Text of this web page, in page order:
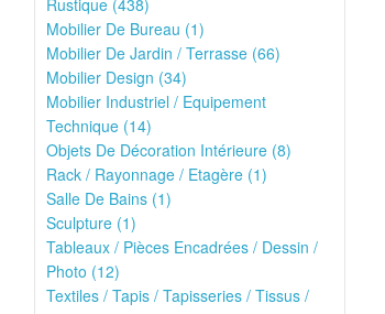
Rustique (438)
Mobilier De Bureau (1)
Mobilier De Jardin / Terrasse (66)
Mobilier Design (34)
Mobilier Industriel / Equipement
Technique (14)
Objets De Décoration Intérieure (8)
Rack / Rayonnage / Etagère (1)
Salle De Bains (1)
Sculpture (1)
Tableaux / Pièces Encadrées / Dessin /
Photo (12)
Textiles / Tapis / Tapisseries / Tissus /